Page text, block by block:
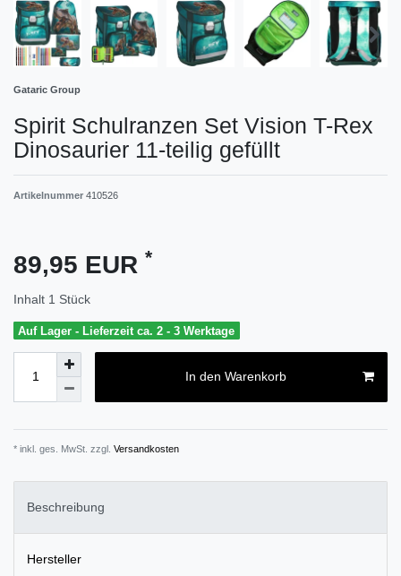
Gataric Group
Spirit Schulranzen Set Vision T-Rex
Dinosaurier 11-teilig gefüllt
Artikelnummer 410526
89,95 EUR *
Inhalt 1 Stück
Auf Lager - Lieferzeit ca. 2 - 3 Werktage
In den Warenkorb
* inkl. ges. MwSt. zzgl. Versandkosten
Beschreibung
Hersteller